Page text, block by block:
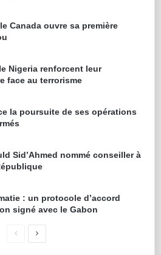
Canada ouvre sa première
Nigeria renforcent leur
face au terrorisme
la poursuite de ses opérations
Sid’Ahmed nommé conseiller à
: un protocole d’accord
signé avec le Gabon